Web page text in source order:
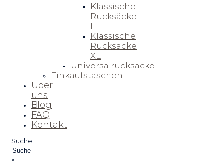
Klassische
Rucksäcke
L
Klassische
Rucksäcke
XL
Universalrucksäcke
Einkaufstaschen
Uber
uns
Blog
FAQ
Kontakt
Suche
×